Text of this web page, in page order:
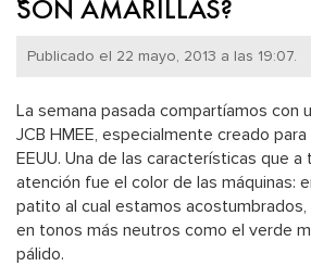
SON AMARILLAS?
Publicado el 22 mayo, 2013 a las 19:07.
La semana pasada compartíamos con
JCB HMEE, especialmente creado
EEUU. Una de las características que
atención fue el color de las máquinas:
patito al cual estamos acostumbrados,
en tonos más neutros como el verde
pálido.